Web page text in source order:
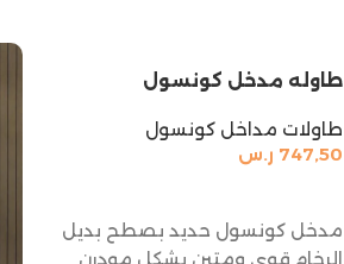
طاوله مدخل كونسول
طاولات مداخل كونسول
747,50 ر.س
مدخل كونسول حديد بصطح بديل
الرخام قوي ومتين بشكل مودرن